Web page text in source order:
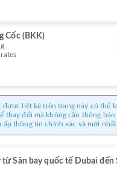
Cốc (BKK)
được liệt kê trên trang này có thể
thay đổi mà không cần thông
thông tin chính xác và mới nhất.
từ Sân bay quốc tế Dubai đến